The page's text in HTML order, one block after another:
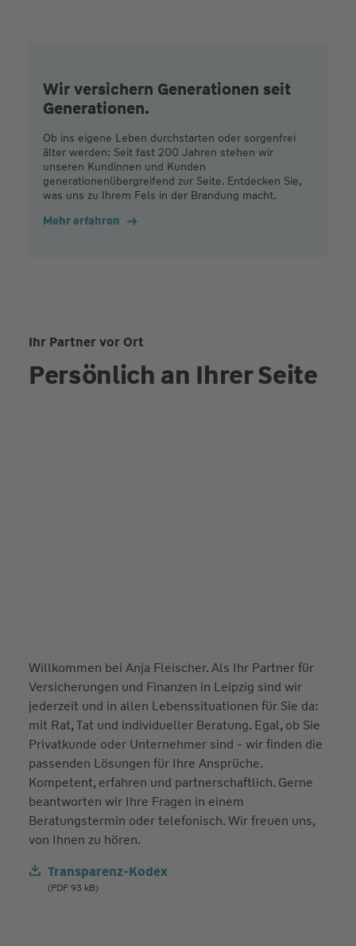
Wir versichern Generationen seit
Generationen.
Ob ins eigene Leben durchstarten oder sorgenfrei
älter werden: Seit fast 200 Jahren stehen wir
unseren Kundinnen und Kunden
generationenübergreifend zur Seite. Entdecken Sie,
was uns zu Ihrem Fels in der Brandung macht.
Mehr erfahren
Ihr Partner vor Ort
Persönlich an Ihrer Seite
Willkommen bei Anja Fleischer. Als Ihr Partner für
Versicherungen und Finanzen in Leipzig sind wir
jederzeit und in allen Lebenssituationen für Sie da:
mit Rat, Tat und individueller Beratung. Egal, ob Sie
Privatkunde oder Unternehmer sind - wir finden die
passenden Lösungen für Ihre Ansprüche.
Kompetent, erfahren und partnerschaftlich. Gerne
beantworten wir Ihre Fragen in einem
Beratungstermin oder telefonisch. Wir freuen uns,
von Ihnen zu hören.
Transparenz-Kodex
(PDF 93 kB)